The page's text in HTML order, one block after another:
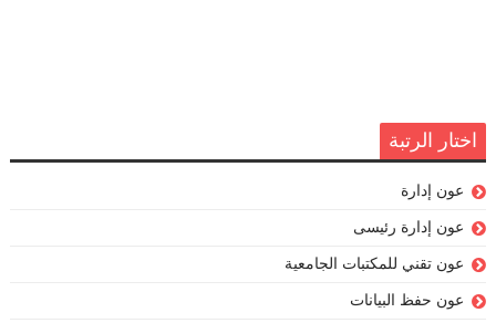
اختار الرتبة
عون إدارة
عون إدارة رئيسى
عون تقني للمكتبات الجامعية
عون حفظ البيانات